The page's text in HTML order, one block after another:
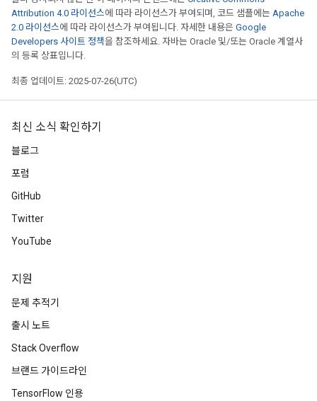
Attribution 4.0 라이선스에 따라 라이선스가 부여되며, 코드 샘플에는 Apache
2.0 라이선스에 따라 라이선스가 부여됩니다. 자세한 내용은 Google
Developers 사이트 정책을 참조하세요. 자바는 Oracle 및/또는 Oracle 계열사
의 등록 상표입니다.
최종 업데이트: 2025-07-26(UTC)
최신 소식 확인하기
블로그
포럼
GitHub
Twitter
YouTube
지원
문제 추적기
출시 노트
Stack Overflow
브랜드 가이드라인
TensorFlow 인용